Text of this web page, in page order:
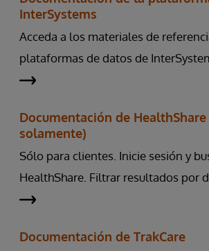
InterSystems
Acceda a los materiales de
plataformas de datos de
Documentación de HealthShare
solamente)
Sólo para clientes. Inicie sesión y
HealthShare. Filtrar resultados por
Documentación de TrakCare